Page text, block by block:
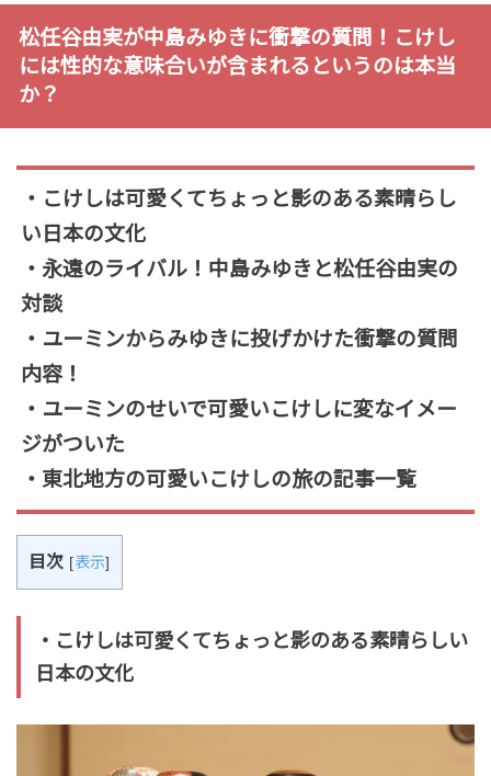
松任谷由実が中島みゆきに衝撃の質問！こけし
には性的な意味合いが含まれるというのは本当
か？
・こけしは可愛くてちょっと影のある素晴らし
い日本の文化
・永遠のライバル！中島みゆきと松任谷由実の
対談
・ユーミンからみゆきに投げかけた衝撃の質問
内容！
・ユーミンのせいで可愛いこけしに変なイメー
ジがついた
・東北地方の可愛いこけしの旅の記事一覧
目次 [表示]
・こけしは可愛くてちょっと影のある素晴らしい
日本の文化